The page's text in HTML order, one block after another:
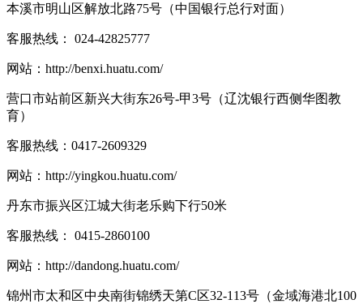
本溪市明山区解放北路75号（中国银行总行对面）
客服热线： 024-42825777
网站： http://benxi.huatu.com/
营口市站前区新兴大街东26号-甲3号（辽沈银行西侧华图教
育）
客服热线： 0417-2609329
网站： http://yingkou.huatu.com/
丹东市振兴区江城大街老乐购下行50米
客服热线： 0415-2860100
网站： http://dandong.huatu.com/
锦州市太和区中央南街锦绣天第C区32-113号（金域海港北100